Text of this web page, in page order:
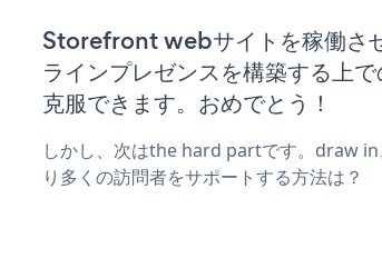
Storefront webサイトを稼働さ
ラインプレゼンスを構築する上
克服できます。おめでとう！
しかし、次はthe hard partです。draw
り多くの訪問者をサポートする方法は？